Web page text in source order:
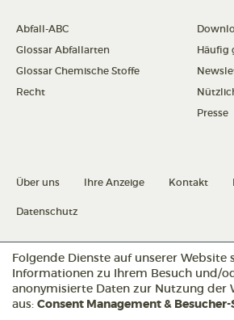
Abfall-ABC
Glossar Abfallarten
Glossar Chemische Stoffe
Recht
Häufig
Presse
Über uns Ihre Anzeige Kontakt
Datenschutz
Datenschutz konfigurieren
Folgende Dienste auf unserer Website
Informationen zu Ihrem Besuch und/
anonymisierte Daten zur Nutzung der
aus: Consent Management &